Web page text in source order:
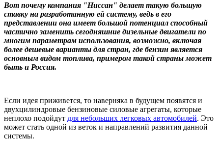
Вот почему компания "Ниссан" делает такую большую
ставку на разработанную ей систему, ведь в его
представлении она имеет большой потенциал способный
частично заменить сегодняшние дизельные двигатели по
многим параметрам использования, возможно, включая
более дешевые варианты для стран, где бензин является
основным видом топлива, примером такой страны может
быть и Россия.
Если идея приживется, то наверняка в будущем появятся и
двухцилиндровые бензиновые силовые агрегаты, которые
неплохо подойдут для небольших легковых автомобилей. Это
может стать одной из веток и направлений развития данной
системы.